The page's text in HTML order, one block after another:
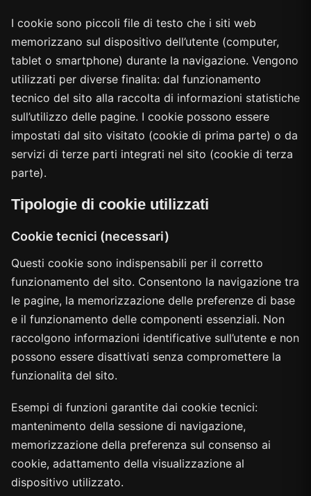
I cookie sono piccoli file di testo che i siti web
memorizzano sul dispositivo dell’utente (computer,
tablet o smartphone) durante la navigazione. Vengono
utilizzati per diverse finalita: dal funzionamento
tecnico del sito alla raccolta di informazioni statistiche
sull’utilizzo delle pagine. I cookie possono essere
impostati dal sito visitato (cookie di prima parte) o da
servizi di terze parti integrati nel sito (cookie di terza
parte).
Tipologie di cookie utilizzati
Cookie tecnici (necessari)
Questi cookie sono indispensabili per il corretto
funzionamento del sito. Consentono la navigazione tra
le pagine, la memorizzazione delle preferenze di base
e il funzionamento delle componenti essenziali. Non
raccolgono informazioni identificative sull’utente e non
possono essere disattivati senza compromettere la
funzionalita del sito.
Esempi di funzioni garantite dai cookie tecnici:
mantenimento della sessione di navigazione,
memorizzazione della preferenza sul consenso ai
cookie, adattamento della visualizzazione al
dispositivo utilizzato.